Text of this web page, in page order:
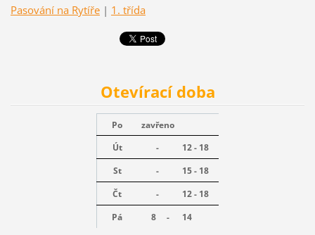
Pasování na Rytíře | 1. třída
Otevírací doba
Po
zavřeno
Út
-
12 - 18
St
-
15 - 18
Čt
-
12 - 18
Pá
8 - 14